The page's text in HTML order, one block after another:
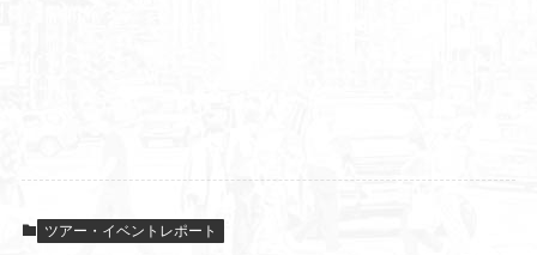
ツアー・イベントレポート